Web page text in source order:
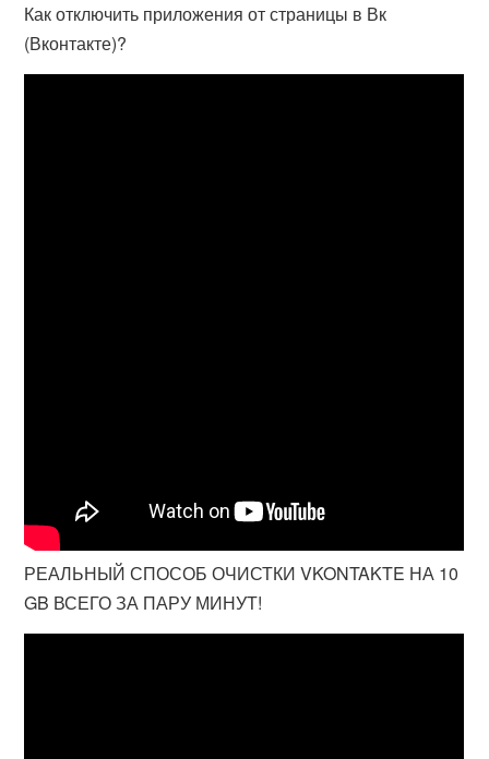
Как отключить приложения от страницы в Вк
(Вконтакте)?
РЕАЛЬНЫЙ СПОСОБ ОЧИСТКИ VKONTAKTE НА 10
GB ВСЕГО ЗА ПАРУ МИНУТ!